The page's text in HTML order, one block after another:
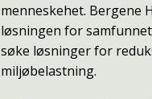
menneskehet. Bergene
løsningen for
søke løsninger for
miljøbelastning.